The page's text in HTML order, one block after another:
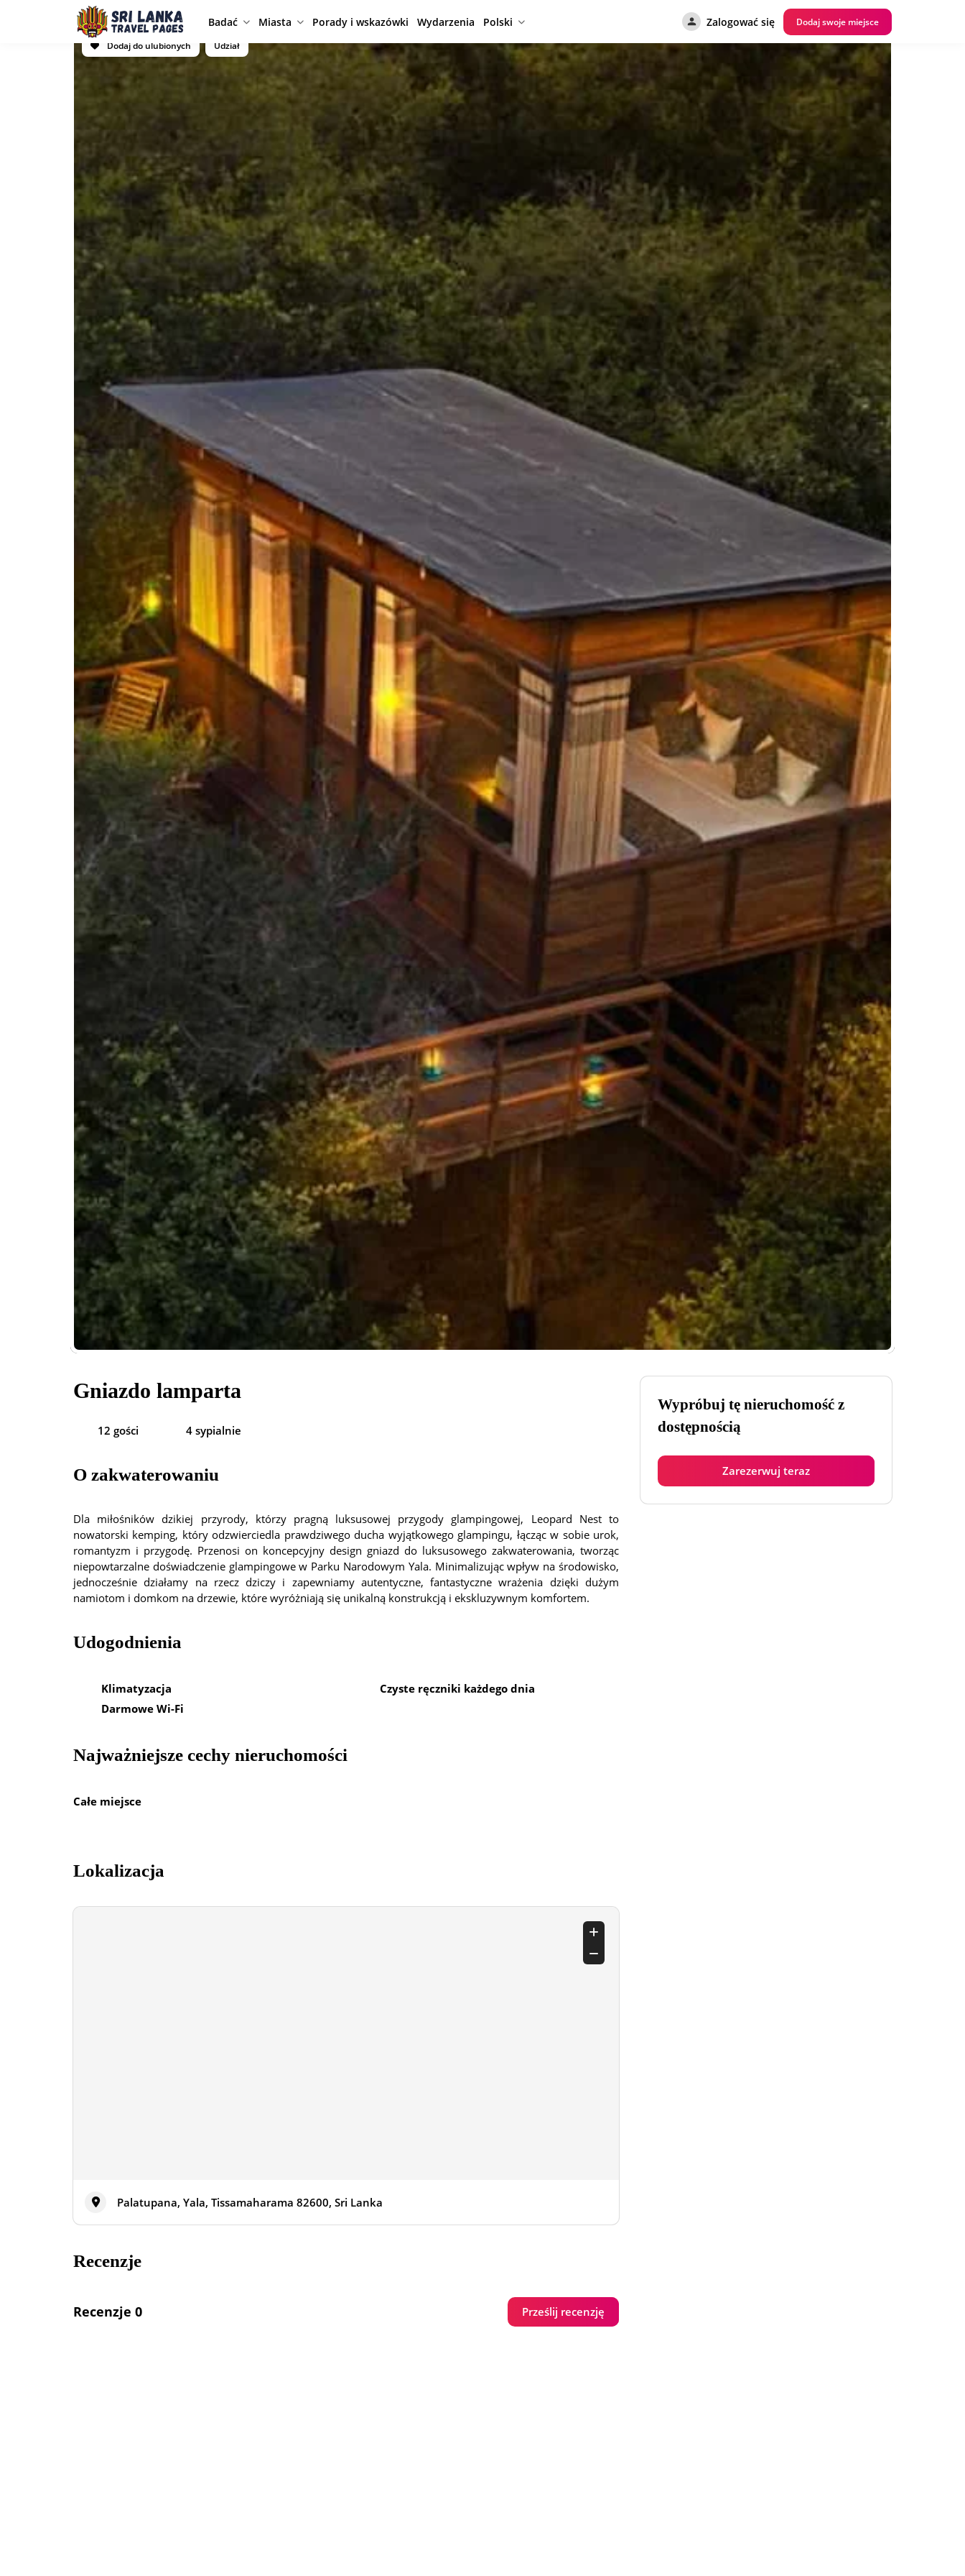
Badać Miasta Porady i wskazówki Wydarzenia Polski Zalogować się
Dodaj swoje miejsce
Dodaj do ulubionych
Udział
Gniazdo lamparta
12 gości 4 sypialnie
O zakwaterowaniu
Dla miłośników dzikiej przyrody, którzy pragną luksusowej przygody glampingowej, Leopard Nest to
nowatorski kemping, który odzwierciedla prawdziwego ducha wyjątkowego glampingu, łącząc w sobie urok,
romantyzm i przygodę. Przenosi on koncepcyjny design gniazd do luksusowego zakwaterowania, tworząc
niepowtarzalne doświadczenie glampingowe w Parku Narodowym Yala. Minimalizując wpływ na środowisko,
jednocześnie działamy na rzecz dziczy i zapewniamy autentyczne, fantastyczne wrażenia dzięki dużym
namiotom i domkom na drzewie, które wyróżniają się unikalną konstrukcją i ekskluzywnym komfortem.
Udogodnienia
Klimatyzacja
Czyste ręczniki każdego dnia
Darmowe Wi-Fi
Najważniejsze cechy nieruchomości
Całe miejsce
Lokalizacja
Palatupana, Yala, Tissamaharama 82600, Sri Lanka
Recenzje
Recenzje 0 Prześlij recenzję
Wypróbuj tę nieruchomość z
dostępnością
Zarezerwuj teraz